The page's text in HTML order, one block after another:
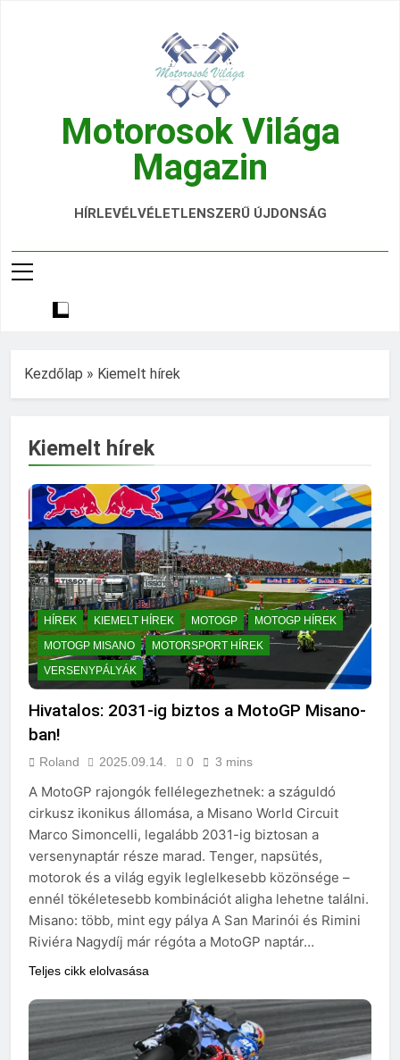
Motorosok Világa
Magazin
Hírek, Tesztek, Élmények Egy Helyen!
HÍRLEVÉLVÉLETLENSZERŰ ÚJDONSÁG
Kezdőlap » Kiemelt hírek
Kiemelt hírek
HÍREK KIEMELT HÍREK MOTOGP
MOTOGP HÍREK
MOTOGP MISANO
MOTORSPORT HÍREK
VERSENYPÁLYÁK
Hivatalos: 2031-ig biztos a MotoGP Misano-
ban!
Roland 2025.09.14. 0 3 mins
A MotoGP rajongók fellélegezhetnek: a száguldó
cirkusz ikonikus állomása, a Misano World Circuit
Marco Simoncelli, legalább 2031-ig biztosan a
versenynaptár része marad. Tenger, napsütés,
motorok és a világ egyik leglelkesebb közönsége –
ennél tökéletesebb kombinációt aligha lehetne találni.
Misano: több, mint egy pálya A San Marinói és Rimini
Riviéra Nagydíj már régóta a MotoGP naptár…
Teljes cikk elolvasása